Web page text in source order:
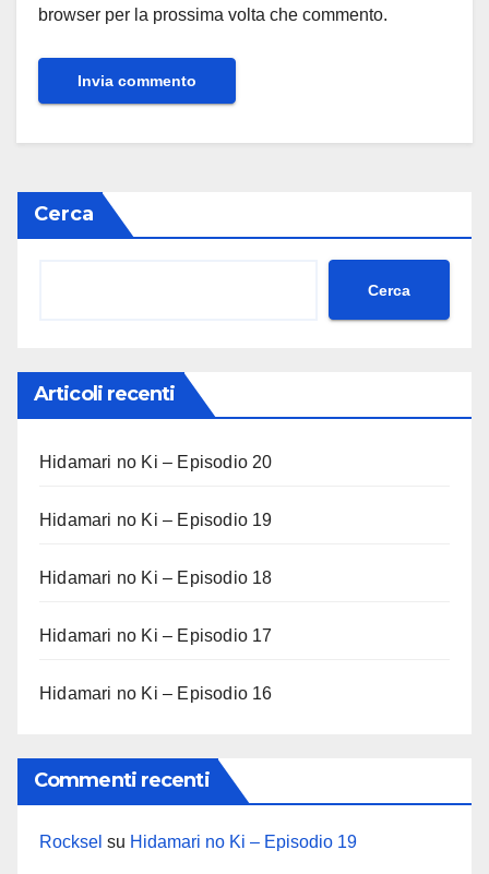
browser per la prossima volta che commento.
Cerca
Cerca
Articoli recenti
Hidamari no Ki – Episodio 20
Hidamari no Ki – Episodio 19
Hidamari no Ki – Episodio 18
Hidamari no Ki – Episodio 17
Hidamari no Ki – Episodio 16
Commenti recenti
Rocksel su Hidamari no Ki – Episodio 19